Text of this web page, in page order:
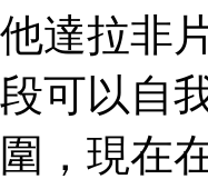
他達拉非
段可以自
圍，現在